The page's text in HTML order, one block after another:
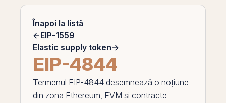
Înapoi la listă
←EIP-1559
Elastic supply token→
EIP-4844
Termenul EIP-4844 desemnează o noțiune
din zona Ethereum, EVM și contracte